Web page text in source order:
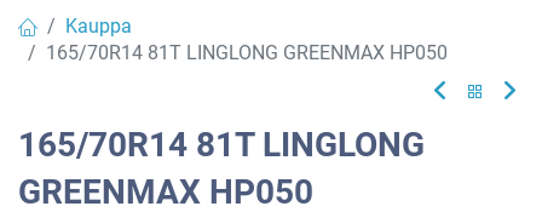
Kauppa
165/70R14 81T LINGLONG GREENMAX HP050
165/70R14 81T LINGLONG
GREENMAX HP050